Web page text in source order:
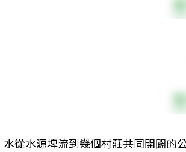
水從水源埤流到幾個村莊共同開闢的